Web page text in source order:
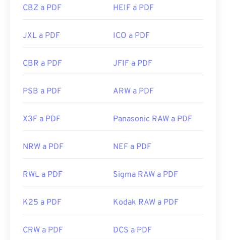
CBZ a PDF HEIF a PDF
JXL a PDF ICO a PDF
CBR a PDF JFIF a PDF
PSB a PDF ARW a PDF
X3F a PDF Panasonic RAW a PDF
NRW a PDF NEF a PDF
RWL a PDF Sigma RAW a PDF
K25 a PDF Kodak RAW a PDF
CRW a PDF DCS a PDF